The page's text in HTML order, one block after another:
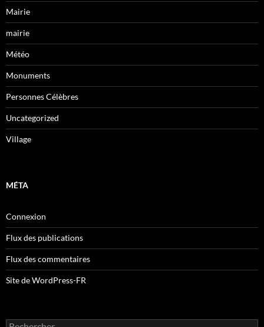
Mairie
mairie
Météo
Monuments
Personnes Célèbres
Uncategorized
Village
MÉTA
Connexion
Flux des publications
Flux des commentaires
Site de WordPress-FR
Rechercher :